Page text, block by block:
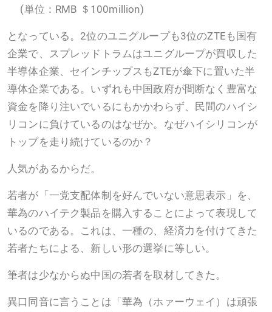
(単位：RMB ＄100million)
となっている。2位のユニグループも3位のZTEも国有
企業で、スプレッドトラムはユニグループが買収した
半導体企業、セインチップスもZTEが傘下に置いた半
導体企業である。いずれも中国政府が間断なく豊富な
資金を降り注いでいるにもかかわらず、民間のハイシ
リコンに負けているのはなぜか。なぜハイシリコンが
トップを走り続けているのか？
人気があるからだ。
若者が「一党支配体制を好んでいない意思表示」を、
華為のハイテク製品を購入することによって表現して
いるのである。これは、一種の、経済力を付けてきた
若者たちによる、新しい形の選挙に等しい。
筆者は少なからぬ中国の若者を取材してきた。
異口同音に言うことは「華為（ホァーウェイ）は頑張